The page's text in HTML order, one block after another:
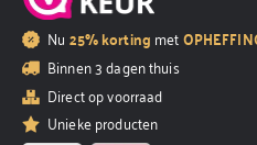
Nu 25% korting met
Binnen 3 dagen thuis
Direct op voorraad
Unieke producten